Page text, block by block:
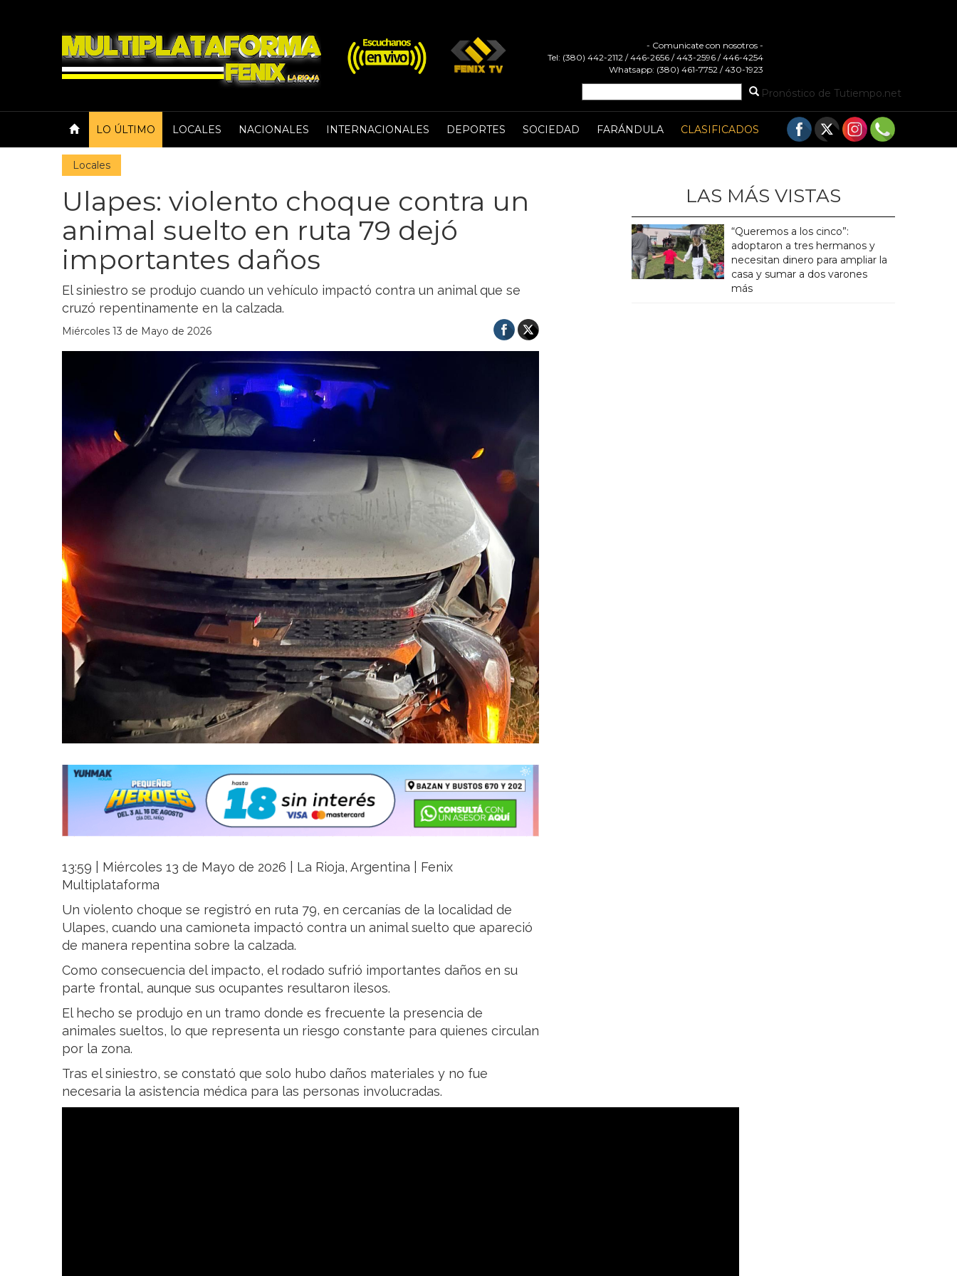
- Comunicate con nosotros -
Tel: (380) 442-2112 / 446-2656 / 443-2596 / 446-4254
Whatsapp: (380) 461-7752 / 430-1923
Pronóstico de Tutiempo.net
LO ÚLTIMO LOCALES NACIONALES INTERNACIONALES DEPORTES SOCIEDAD FARÁNDULA CLASIFICADOS
Locales
Ulapes: violento choque contra un
animal suelto en ruta 79 dejó
importantes daños
El siniestro se produjo cuando un vehículo impactó contra un animal que se
cruzó repentinamente en la calzada.
Miércoles 13 de Mayo de 2026
13:59 | Miércoles 13 de Mayo de 2026 | La Rioja, Argentina | Fenix
Multiplataforma
Un violento choque se registró en ruta 79, en cercanías de la localidad de
Ulapes, cuando una camioneta impactó contra un animal suelto que apareció
de manera repentina sobre la calzada.
Como consecuencia del impacto, el rodado sufrió importantes daños en su
parte frontal, aunque sus ocupantes resultaron ilesos.
El hecho se produjo en un tramo donde es frecuente la presencia de
animales sueltos, lo que representa un riesgo constante para quienes circulan
por la zona.
Tras el siniestro, se constató que solo hubo daños materiales y no fue
necesaria la asistencia médica para las personas involucradas.
LAS MÁS VISTAS
“Queremos a los cinco”:
adoptaron a tres hermanos y
necesitan dinero para ampliar la
casa y sumar a dos varones
más